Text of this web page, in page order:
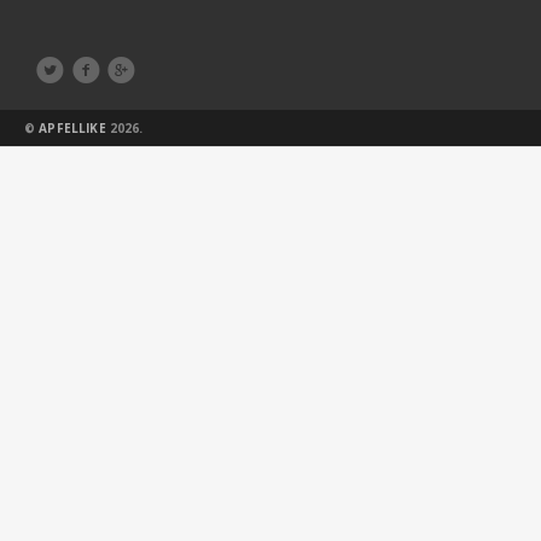
  
©APFELLIKE 2026.